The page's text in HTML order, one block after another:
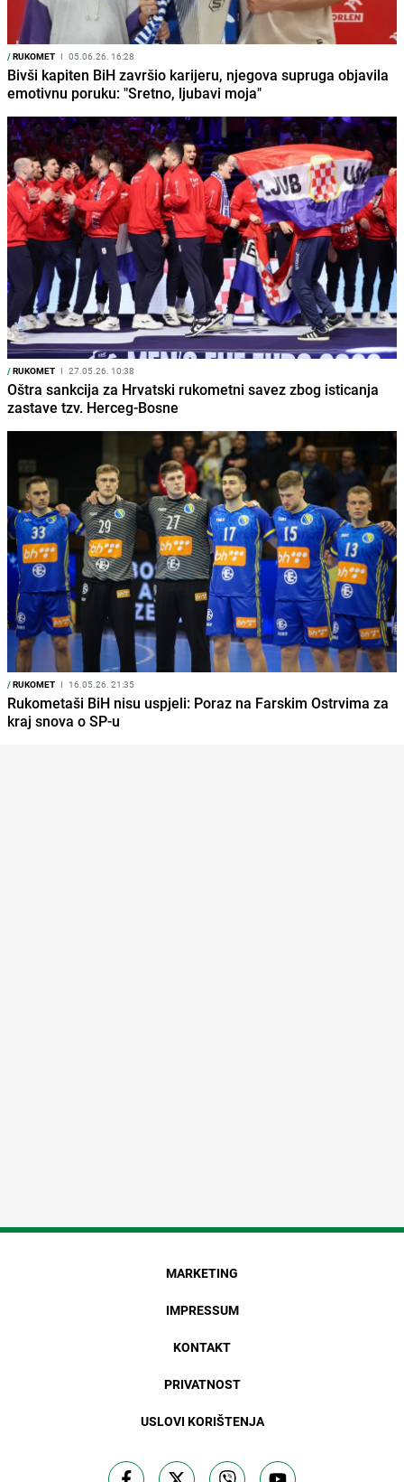
/RUKOMET I 05.06.26. 16:28
Bivši kapiten BiH završio karijeru, njegova supruga objavila
emotivnu poruku: "Sretno, ljubavi moja"
/RUKOMET I 27.05.26. 10:38
Oštra sankcija za Hrvatski rukometni savez zbog isticanja
zastave tzv. Herceg-Bosne
/RUKOMET I 16.05.26. 21:35
Rukometaši BiH nisu uspjeli: Poraz na Farskim Ostrvima za
kraj snova o SP-u
MARKETING
IMPRESSUM
KONTAKT
PRIVATNOST
USLOVI KORIŠTENJA